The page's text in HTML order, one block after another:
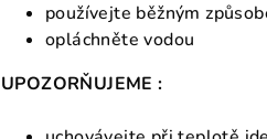
používejte běžným
opláchněte vodou
UPOZORŇUJEME :